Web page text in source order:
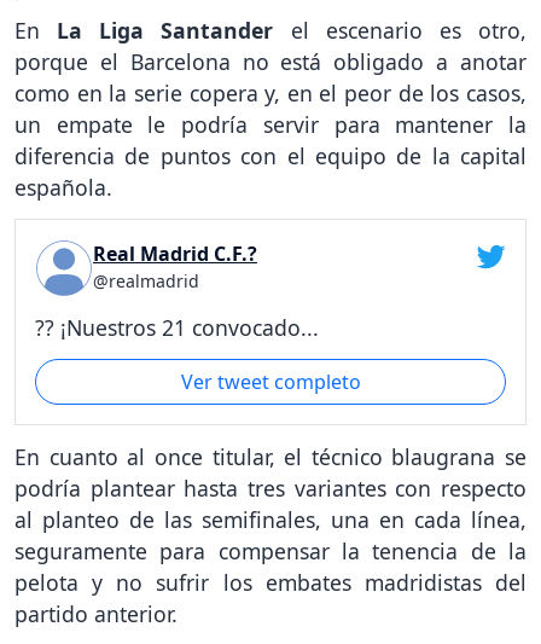
En La Liga Santander el escenario es otro,
porque el Barcelona no está obligado a anotar
como en la serie copera y, en el peor de los casos,
un empate le podría servir para mantener la
diferencia de puntos con el equipo de la capital
española.
Real Madrid C.F.?
@realmadrid
?? ¡Nuestros 21 convocado...
Ver tweet completo
En cuanto al once titular, el técnico blaugrana se
podría plantear hasta tres variantes con respecto
al planteo de las semifinales, una en cada línea,
seguramente para compensar la tenencia de la
pelota y no sufrir los embates madridistas del
partido anterior.